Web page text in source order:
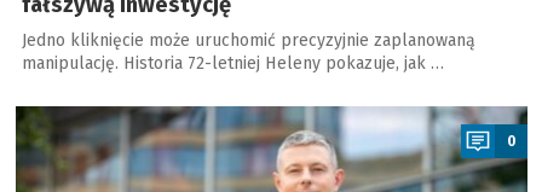
Jedno kliknięcie może uruchomić precyzyjnie zaplanowaną
manipulację. Historia 72-letniej Heleny pokazuje, jak …
a
0